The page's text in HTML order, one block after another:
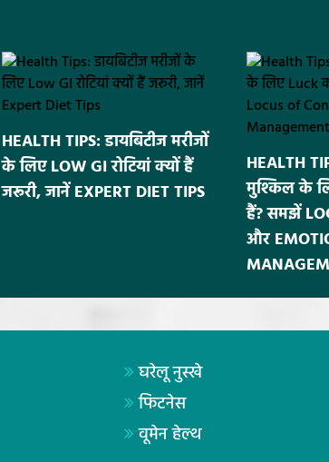
HEALTH TIPS: डायबिटीज मरीजों
के लिए LOW GI रोटियां क्यों हैं
जरूरी, जानें EXPERT DIET TIPS
HEALTH
मुश्किल के
हैं? समझें
और
घरेलू नुस्खे
फिटनेस
वूमेन हेल्थ